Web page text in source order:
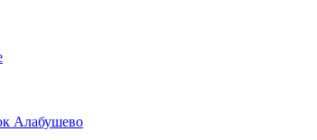
Алабушево